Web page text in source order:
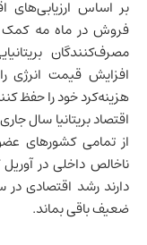
بر اساس ارزیابی‌های
فروش در ماه مه کمک
مصرف‌کنندگان
افزایش قیمت انرژی
هزینه‌کرد خود را حفظ
اقتصاد بریتانیاسال
از تمامی کشورهای
ناخالص داخلیدر
دارند رشد اقتصادی
ضعیف باقی بماند.